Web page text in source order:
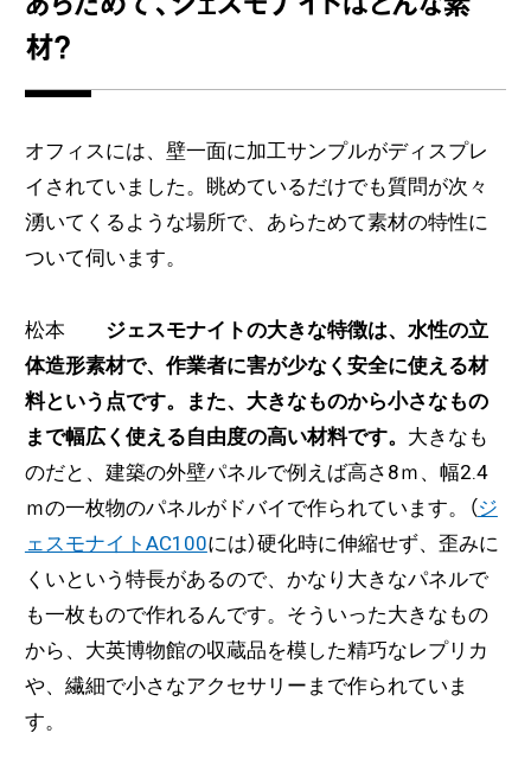
材？
オフィスには、壁一面に加工サンプルがディスプレ
イされていました。眺めているだけでも質問が次々
湧いてくるような場所で、あらためて素材の特性に
ついて伺います。
松本 ジェスモナイトの大きな特徴は、水性の立
体造形素材で、作業者に害が少なく安全に使える材
料という点です。また、大きなものから小さなもの
まで幅広く使える自由度の高い材料です。 大きなも
のだと、建築の外壁パネルで例えば高さ8ｍ、幅2.4
ｍの一枚物のパネルがドバイで作られています。（ジ
ェスモナイトAC100には）硬化時に伸縮せず、歪みに
くいという特長があるので、かなり大きなパネルで
も一枚もので作れるんです。そういった大きなもの
から、大英博物館の収蔵品を模した精巧なレプリカ
や、繊細で小さなアクセサリーまで作られていま
す。